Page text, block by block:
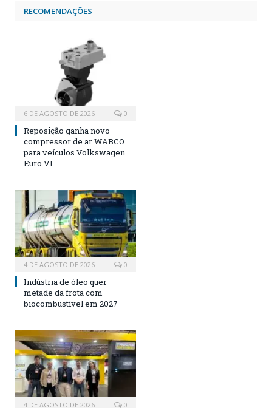
RECOMENDAÇÕES
6 DE AGOSTO DE 2026 0
Reposição ganha novo
compressor de ar WABCO
para veículos Volkswagen
Euro VI
4 DE AGOSTO DE 2026 0
Indústria de óleo quer
metade da frota com
biocombustível em 2027
4 DE AGOSTO DE 2026 0